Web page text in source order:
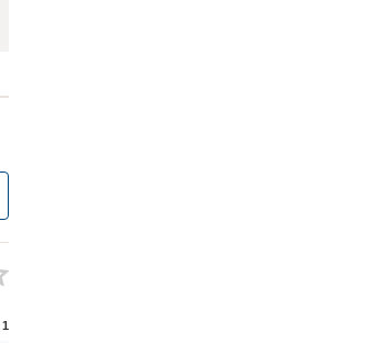
1